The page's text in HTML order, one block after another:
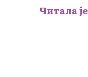
Читала је